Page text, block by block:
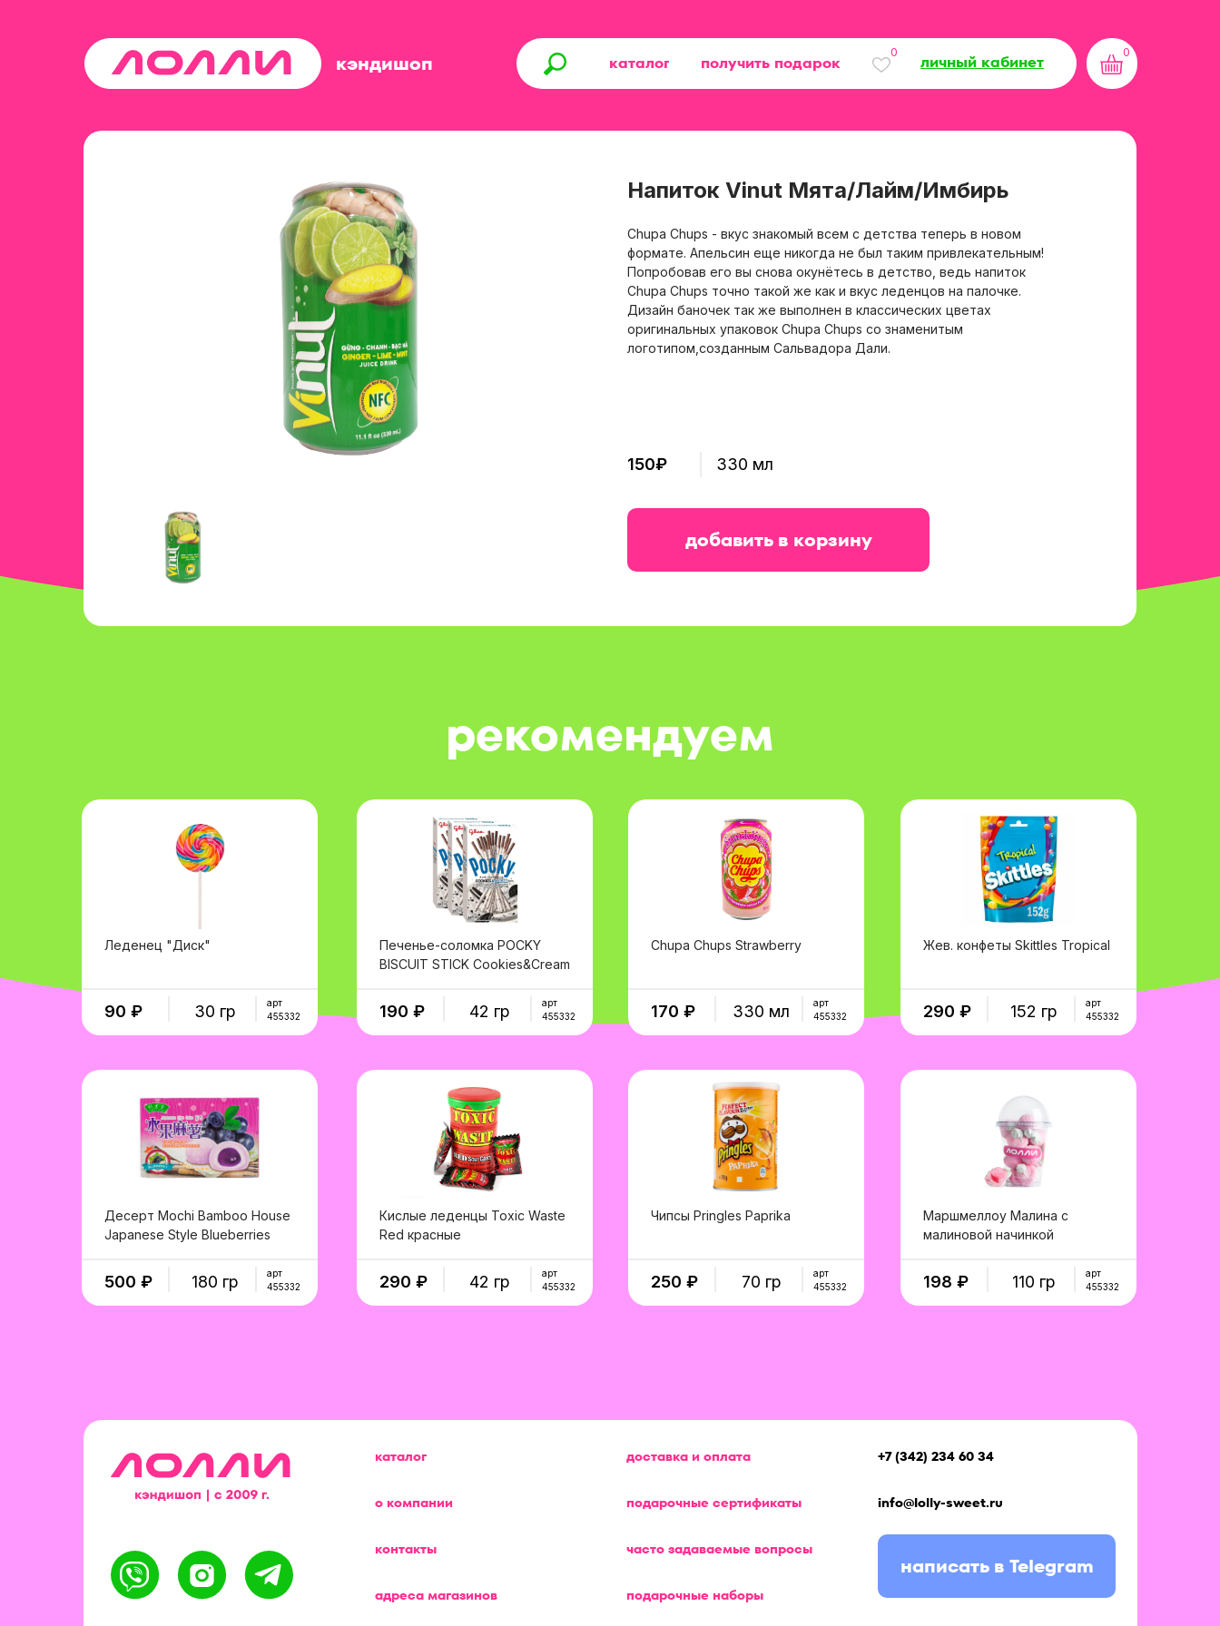
кэндишоп личный кабинет
0
каталог получить подарок
0
Напиток Vinut Мята/Лайм/Имбирь
Chupa Chups - вкус знакомый всем с детства теперь в новом
формате. Апельсин еще никогда не был таким привлекательным!
Попробовав его вы снова окунётесь в детство, ведь напиток
Chupa Chups точно такой же как и вкус леденцов на палочке.
Дизайн баночек так же выполнен в классических цветах
оригинальных упаковок Chupa Chups со знаменитым
логотипом,созданным Сальвадора Дали.
150₽ 330 мл
добавить в корзину
Леденец "Диск"
90 ₽ 30 гр
арт
455332
в корзину
Печенье-соломка POCKY
BISCUIT STICK Cookies&Cream
190 ₽ 42 гр
арт
455332
в корзину
Chupa Chups Strawberry
170 ₽ 330 мл
арт
455332
в корзину
Жев. конфеты Skittles Tropical
290 ₽ 152 гр
арт
455332
в корзину
Десерт Mochi Bamboo House
Japanese Style Blueberries
500 ₽ 180 гр
арт
455332
в корзину
Кислые леденцы Toxic Waste
Red красные
290 ₽ 42 гр
арт
455332
в корзину
Чипсы Pringles Paprika
250 ₽ 70 гр
арт
455332
в корзину
Маршмеллоу Малина с
малиновой начинкой
198 ₽ 110 гр
арт
455332
в корзину
рекомендуем
каталог
о компании
контакты
адреса магазинов
доставка и оплата
подарочные сертификаты
часто задаваемые вопросы
подарочные наборы
+7 (342) 234 60 34
info@lolly-sweet.ru
написать в Telegram